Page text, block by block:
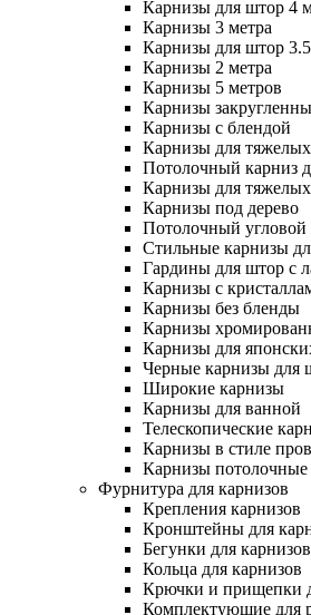
Карнизы для штор 4
Карнизы 3 метра
Карнизы для штор
Карнизы 2 метра
Карнизы 5 метров
Карнизы
Карнизы с блендой
Карнизы для
Потолочный карниз
Карнизы для
Карнизы под дерево
Потолочный угловой
Стильные карнизы
Гардины для штор с
Карнизы с
Карнизы без бленды
Карнизы
Карнизы для
Черные карнизы для
Широкие карнизы
Карнизы для ванной
Телескопические
Карнизы в стиле
Карнизы потолочные
Фурнитура для карнизов
Крепления карнизов
Кронштейны для
Бегунки для карнизов
Кольца для карнизов
Крючки и прищепки
Комплектующие для